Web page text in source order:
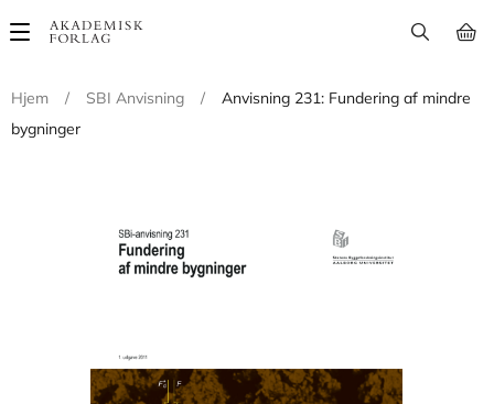
Main
Hjem
/ SBI Anvisning /
Anvisning 231: Fundering af mindre
bygninger